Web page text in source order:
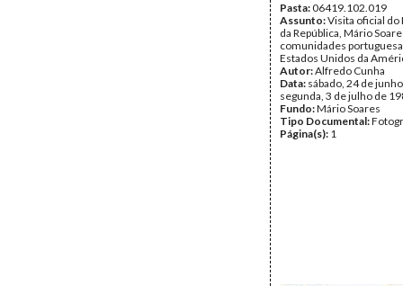
Pasta:06419.102.019
Assunto:Visita oficial
da República, Mário
comunidades
Estados Unidos da
Autor:Alfredo Cunha
Data: sábado, 24 de
segunda, 3 de julho de
Fundo:Mário Soares
Tipo Documental:
Página(s): 1